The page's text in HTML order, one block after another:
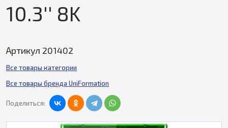
10.3'' 8K
Артикул 201402
Все товары категории
Все товары бренда UniFormation
Поделиться: